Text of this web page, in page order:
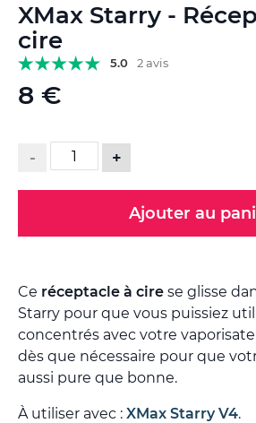
XMax Starry -
cire
5.0 2 avis
8 €
- +
Ajouter au
Ce réceptacle à cire se glisse
Starry pour que vous puissiez
concentrés avec votre
dès que nécessaire pour que
aussi pure que bonne.
À utiliser avec : XMax Starry V4.
to
the
beginning
of
the
images